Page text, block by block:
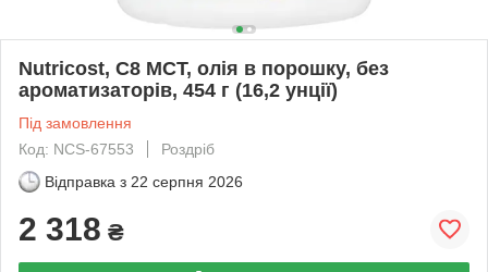
Nutricost, C8 MCT, олія в порошку, без
ароматизаторів, 454 г (16,2 унції)
Під замовлення
Код: NCS-67553
Роздріб
Відправка з 22 серпня 2026
2 318 ₴